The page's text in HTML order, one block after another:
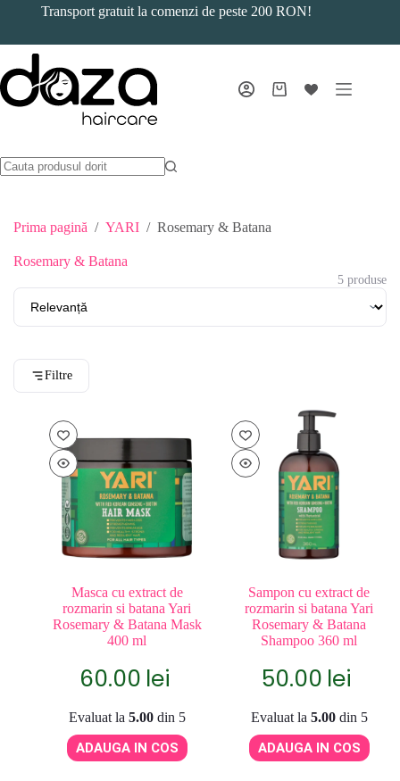
Transport gratuit la comenzi de peste 200 RON!
Coș
Prima pagină / YARI / Rosemary & Batana
Rosemary & Batana
5 produse
Filtre
Masca cu extract de
rozmarin si batana Yari
Rosemary & Batana Mask
400 ml
60.00 lei
Evaluat la 5.00din 5
ADAUGA IN COS
Sampon cu extract de
rozmarin si batana Yari
Rosemary & Batana
Shampoo 360 ml
50.00 lei
Evaluat la 5.00din 5
ADAUGA IN COS